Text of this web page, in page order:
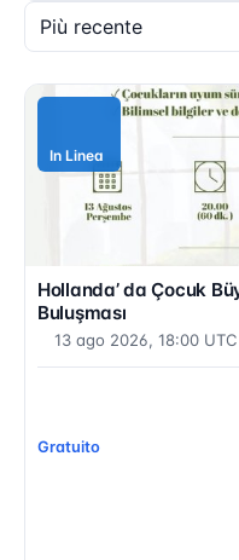
Seleziona le lingue...
In Linea
Hollanda’ da Çocuk
Buluşması
13 ago 2026, 18:00 UTC
Gratuito